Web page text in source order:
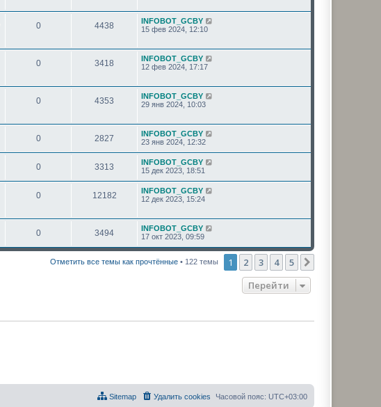
0 4438
INFOBOT_GCBY
15 фев 2024, 12:10
0 3418
INFOBOT_GCBY
12 фев 2024, 17:17
0 4353
INFOBOT_GCBY
29 янв 2024, 10:03
0 2827
INFOBOT_GCBY
23 янв 2024, 12:32
0 3313
INFOBOT_GCBY
15 дек 2023, 18:51
0 12182
INFOBOT_GCBY
12 дек 2023, 15:24
0 3494
INFOBOT_GCBY
17 окт 2023, 09:59
Отметить все темы как прочтённые • 122 темы 1 2 3 4 5
Перейти
Часовой пояс: UTC+03:00
Удалить cookies
Sitemap